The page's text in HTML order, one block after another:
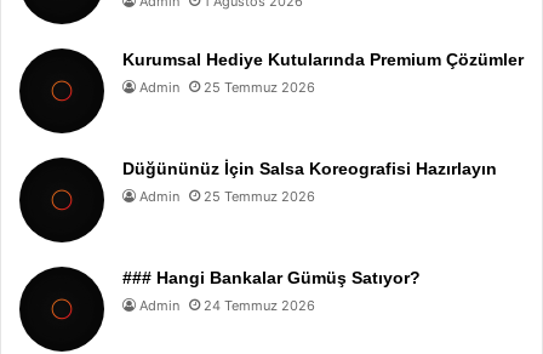
Kurumsal Hediye Kutularında Premium Çözümler
Admin 25 Temmuz 2026
Düğününüz İçin Salsa Koreografisi Hazırlayın
Admin 25 Temmuz 2026
### Hangi Bankalar Gümüş Satıyor?
Admin 24 Temmuz 2026